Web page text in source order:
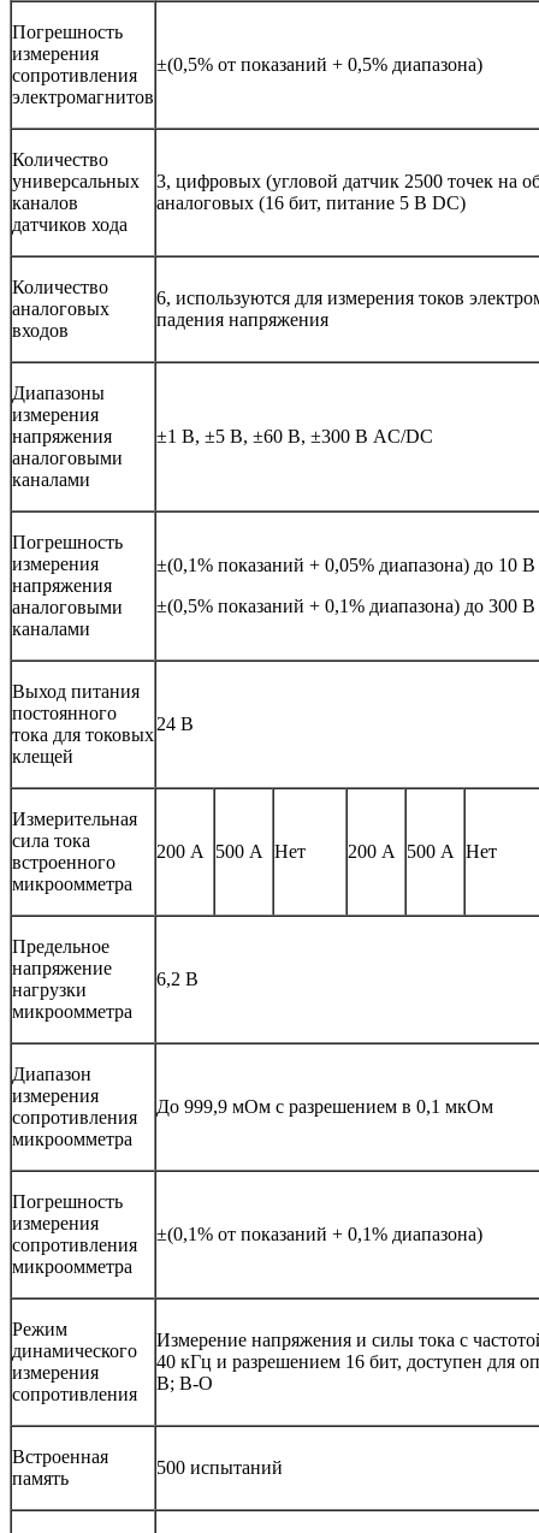
Погрешность
измерения
сопротивления
электромагнитов
±(0,5% от показаний + 0,5% диапазона)
Количество
универсальных
каналов
датчиков хода
3, цифровых (угловой датчик 2500 точек на
аналоговых (16 бит, питание 5 В DC)
Количество
аналоговых
входов
6, используются для измерения токов
падения напряжения
Диапазоны
измерения
напряжения
аналоговыми
каналами
±1 В, ±5 В, ±60 В, ±300 В AC/DC
Погрешность
измерения
напряжения
аналоговыми
каналами
±(0,1% показаний + 0,05% диапазона) до 10
±(0,5% показаний + 0,1% диапазона) до 300
Выход питания
постоянного
тока для токовых
клещей
24 В
Измерительная
сила тока
встроенного
микроомметра
200 А 500 А Нет 200 А 500 А Нет
Предельное
напряжение
нагрузки
микроомметра
6,2 В
Диапазон
измерения
сопротивления
микроомметра
До 999,9 мОм с разрешением в 0,1 мкОм
Погрешность
измерения
сопротивления
микроомметра
±(0,1% от показаний + 0,1% диапазона)
Режим
динамического
измерения
сопротивления
Измерение напряжения и силы тока с
40 кГц и разрешением 16 бит, доступен для
В; В-О
Встроенная
память
500 испытаний